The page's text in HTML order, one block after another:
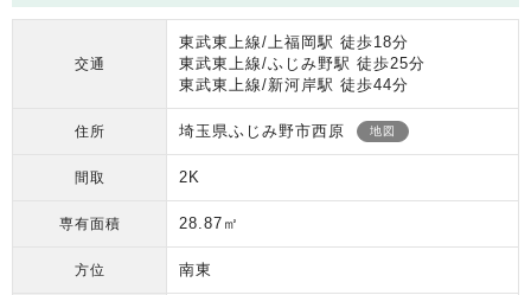
交通
東武東上線/上福岡駅 徒歩18分
東武東上線/ふじみ野駅 徒歩25分
東武東上線/新河岸駅 徒歩44分
住所 埼玉県ふじみ野市西原 地図
間取 2K
専有面積 28.87㎡
方位 南東